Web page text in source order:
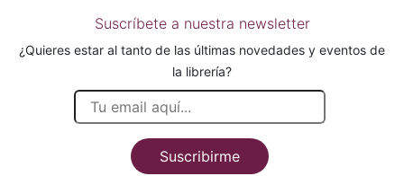
Suscríbete a nuestra newsletter
¿Quieres estar al tanto de las últimas novedades y eventos de
la librería?
Suscribirme